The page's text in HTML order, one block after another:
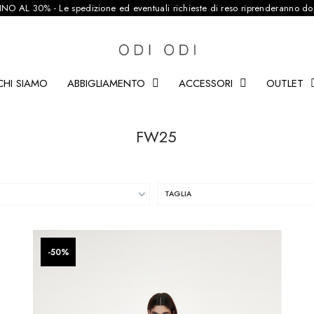
AL 30% - Le spedizione ed eventuali richieste di reso riprenderanno
SIAMO ABBIGLIAMENTO ACCESSORI OUTLET
FW25
TAGLIA
-50%